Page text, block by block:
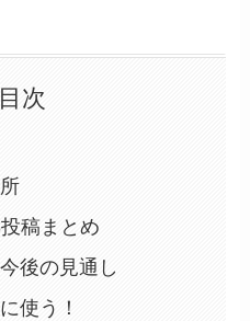
目次
稿まとめ
後の見通し
使う！